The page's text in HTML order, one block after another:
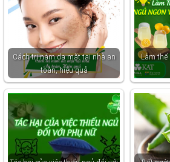
Cách trị nám da mặt tại nhà an
toàn, hiệu quả
Làm thế